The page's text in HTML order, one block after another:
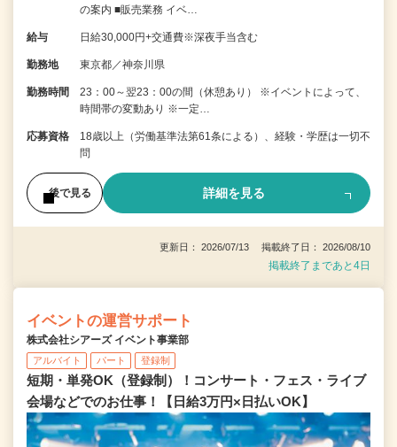
の案内 ■販売業務 イベ…
給与 日給30,000円+交通費※深夜手当含む
勤務地 東京都／神奈川県
勤務時間
23：00～翌23：00の間（休憩あり） ※イベントによって、
時間帯の変動あり ※一定…
応募資格
18歳以上（労働基準法第61条による）、経験・学歴は一切不
問
後で見る 詳細を見る
更新日： 2026/07/13 掲載終了日： 2026/08/10
掲載終了まであと4日
イベントの運営サポート
株式会社シアーズ イベント事業部
アルバイト パート 登録制
短期・単発OK（登録制）！コンサート・フェス・ライブ
会場などでのお仕事！【日給3万円×日払いOK】